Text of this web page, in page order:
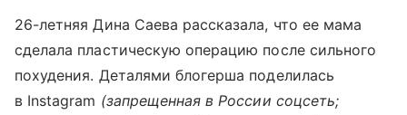
26-летняя Дина Саева рассказала, что ее мама
сделала пластическую операцию после сильного
похудения. Деталями блогерша поделилась
в Instagram (запрещенная в России соцсеть;